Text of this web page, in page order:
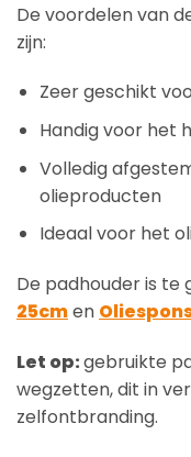
De voordelen van
zijn:
Zeer geschikt
Handig voor het
Volledig
olieproducten
Ideaal voor het
De padhouder is te
25cmen
Let op:gebruikte
wegzetten, dit in
zelfontbranding.